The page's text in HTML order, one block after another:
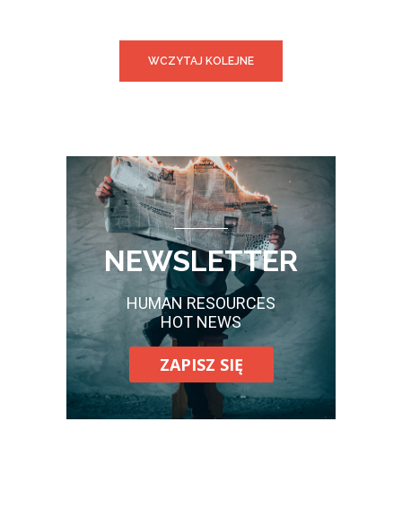
WCZYTAJ KOLEJNE
NEWSLETTER
HUMAN RESOURCES
HOT NEWS
ZAPISZ SIĘ